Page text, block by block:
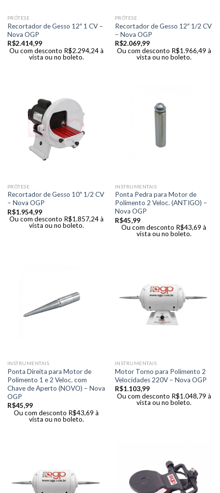
PRÓTESE
Recortador de Gesso 12″ 1 CV –
Nova OGP
R$2.414,99
Ou com desconto R$2.294,24 à
vista ou no boleto.
PRÓTESE
Recortador de Gesso 12″ 1/2 CV
– Nova OGP
R$2.069,99
Ou com desconto R$1.966,49 à
vista ou no boleto.
PRÓTESE
Recortador de Gesso 10″ 1/2 CV
– Nova OGP
R$1.954,99
Ou com desconto R$1.857,24 à
vista ou no boleto.
INSTRUMENTAIS
Ponta Pedra para Motor de
Polimento 2 Veloc. (ANTIGO) –
Nova OGP
R$45,99
Ou com desconto R$43,69 à
vista ou no boleto.
INSTRUMENTAIS
Ponta Direita para Motor de
Polimento 1 e 2 Veloc. com
Chave de Aperto (NOVO) – Nova
OGP
R$45,99
Ou com desconto R$43,69 à
vista ou no boleto.
INSTRUMENTAIS
Motor Torno para Polimento 2
Velocidades 220V – Nova OGP
R$1.103,99
Ou com desconto R$1.048,79 à
vista ou no boleto.